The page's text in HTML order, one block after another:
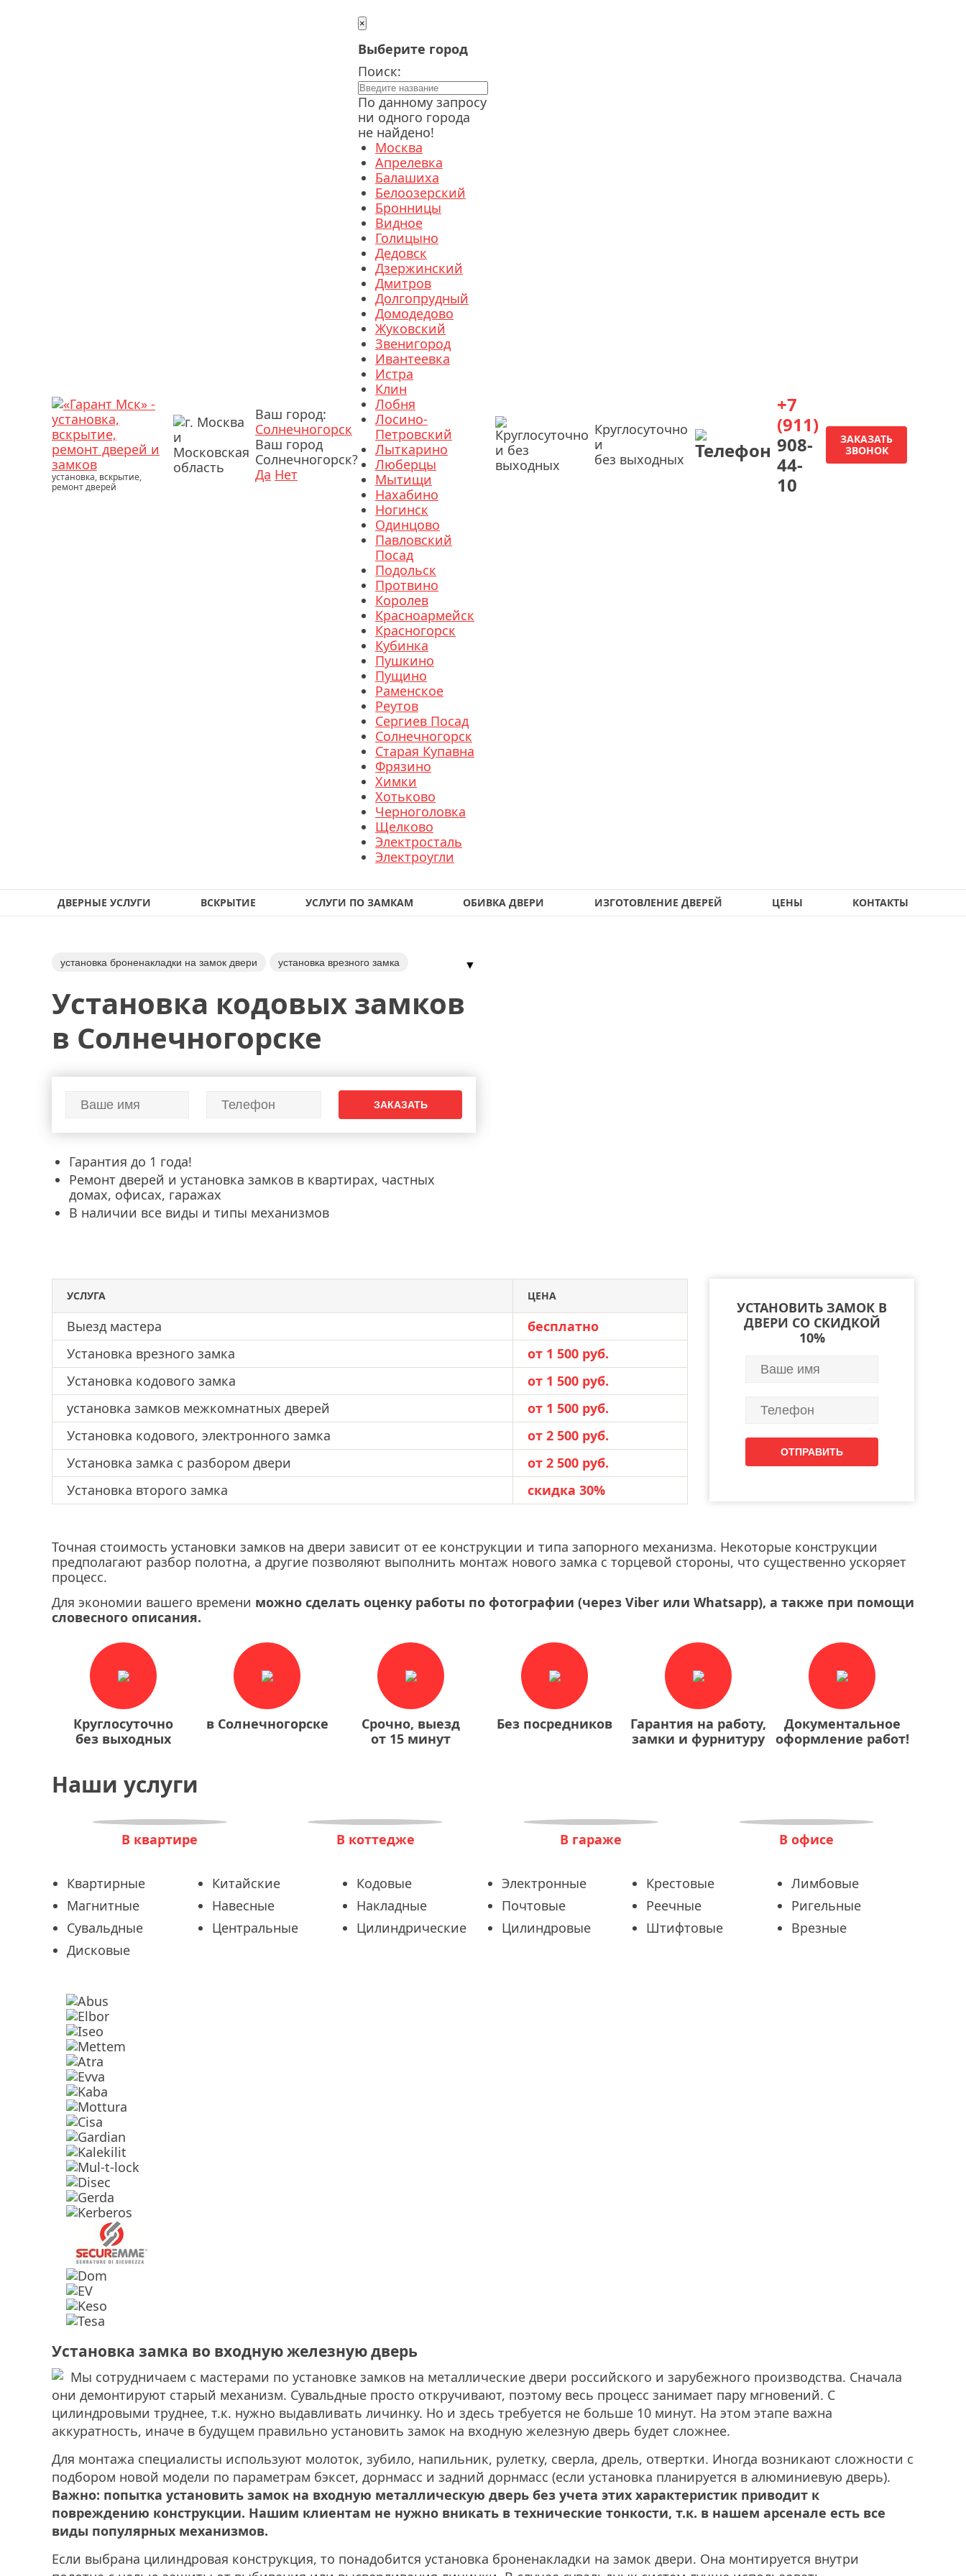
установка, вскрытие,
ремонт дверей
Ваш город:
Солнечногорск
Ваш город
Солнечногорск?
Да Нет
×
Выберите город
Поиск:
По данному запросу
ни одного города
не найдено!
Москва
Апрелевка
Балашиха
Белоозерский
Бронницы
Видное
Голицыно
Дедовск
Дзержинский
Дмитров
Долгопрудный
Домодедово
Жуковский
Звенигород
Ивантеевка
Истра
Клин
Лобня
Лосино-
Петровский
Лыткарино
Люберцы
Мытищи
Нахабино
Ногинск
Одинцово
Павловский
Посад
Подольск
Протвино
Королев
Красноармейск
Красногорск
Кубинка
Пушкино
Пущино
Раменское
Реутов
Сергиев Посад
Солнечногорск
Старая Купавна
Фрязино
Химки
Хотьково
Черноголовка
Щелково
Электросталь
Электроугли
Круглосуточно
и
без выходных
+7
(911)
908-
44-
10
ЗАКАЗАТЬ
ЗВОНОК
ДВЕРНЫЕ УСЛУГИ ВСКРЫТИЕ УСЛУГИ ПО ЗАМКАМ ОБИВКА ДВЕРИ ИЗГОТОВЛЕНИЕ ДВЕРЕЙ ЦЕНЫ КОНТАКТЫ
установка броненакладки на замок двери
установка врезного замка
установка электронных замков
установка межкомнатных замков
ремонт дверных замков
аварийное вскрытие замков
электромеханические замки
▼
Установка кодовых замков
в Солнечногорске
Гарантия до 1 года!
Ремонт дверей и установка замков в квартирах, частных
домах, офисах, гаражах
В наличии все виды и типы механизмов
УСЛУГА ЦЕНА
Выезд мастера
бесплатно
Установка врезного замка
от 1 500 руб.
Установка кодового замка
от 1 500 руб.
установка замков межкомнатных дверей
от 1 500 руб.
Установка кодового, электронного замка
от 2 500 руб.
Установка замка с разбором двери
от 2 500 руб.
Установка второго замка
скидка 30%
УСТАНОВИТЬ ЗАМОК В
ДВЕРИ СО СКИДКОЙ
10%
Точная стоимость установки замков на двери зависит от ее конструкции и типа запорного механизма. Некоторые конструкции
предполагают разбор полотна, а другие позволяют выполнить монтаж нового замка с торцевой стороны, что существенно ускоряет
процесс.
Для экономии вашего времени можно сделать оценку работы по фотографии (через Viber или Whatsapp), а также при помощи
словесного описания.
Круглосуточно
без выходных
в Солнечногорске
Срочно, выезд
от 15 минут
Без посредников
Гарантия на работу,
замки и фурнитуру
Документальное
оформление работ!
Наши услуги
В квартире В коттедже В гараже В офисе
Квартирные Китайские Кодовые Электронные Крестовые
Лимбовые
Магнитные
Навесные Накладные Почтовые Реечные
Ригельные
Сувальдные
Центральные Цилиндрические Цилиндровые Штифтовые
Врезные
Дисковые
Установка замка во входную железную дверь
Мы сотрудничаем с мастерами по установке замков на металлические двери российского и зарубежного производства. Сначала
они демонтируют старый механизм. Сувальдные просто откручивают, поэтому весь процесс занимает пару мгновений. С
цилиндровыми труднее, т.к. нужно выдавливать личинку. Но и здесь требуется не больше 10 минут. На этом этапе важна
аккуратность, иначе в будущем правильно установить замок на входную железную дверь будет сложнее.
Для монтажа специалисты используют молоток, зубило, напильник, рулетку, сверла, дрель, отвертки. Иногда возникают сложности с
подбором новой модели по параметрам бэксет, дорнмасс и задний дорнмасс (если установка планируется в алюминиевую дверь).
Важно: попытка установить замок на входную металлическую дверь без учета этих характеристик приводит к
повреждению конструкции. Нашим клиентам не нужно вникать в технические тонкости, т.к. в нашем арсенале есть все
виды популярных механизмов.
Если выбрана цилиндровая конструкция, то понадобится установка броненакладки на замок двери. Она монтируется внутри